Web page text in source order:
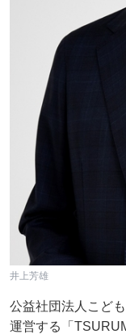
井上芳雄
公益社団法人こど
運営する「